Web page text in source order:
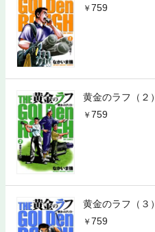
759
黄金のラフ（２）
759
黄金のラフ（３）
759